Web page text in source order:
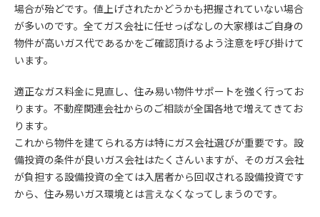
場合が殆どです。値上げされたかどうかも把握されていない場合
が多いのです。全てガス会社に任せっぱなしの大家様はご自身の
物件が高いガス代であるかをご確認頂けるよう注意を呼び掛けて
います。
適正なガス料金に見直し、住み易い物件サポートを強く行ってお
ります。不動産関連会社からのご相談が全国各地で増えてきてお
ります。
これから物件を建てられる方は特にガス会社選びが重要です。設
備投資の条件が良いガス会社はたくさんいますが、そのガス会社
が負担する設備投資の全ては入居者から回収される設備投資です
から、住み易いガス環境とは言えなくなってしまうのです。